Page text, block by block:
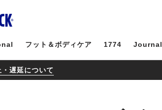
フット＆ボディケア 1774 Journal
遅延について